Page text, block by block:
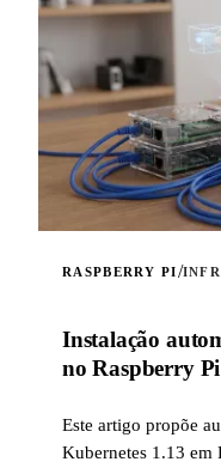
RASPBERRY PI/
Instalação
no Raspberry
Este artigo propõe
Kubernetes 1.13